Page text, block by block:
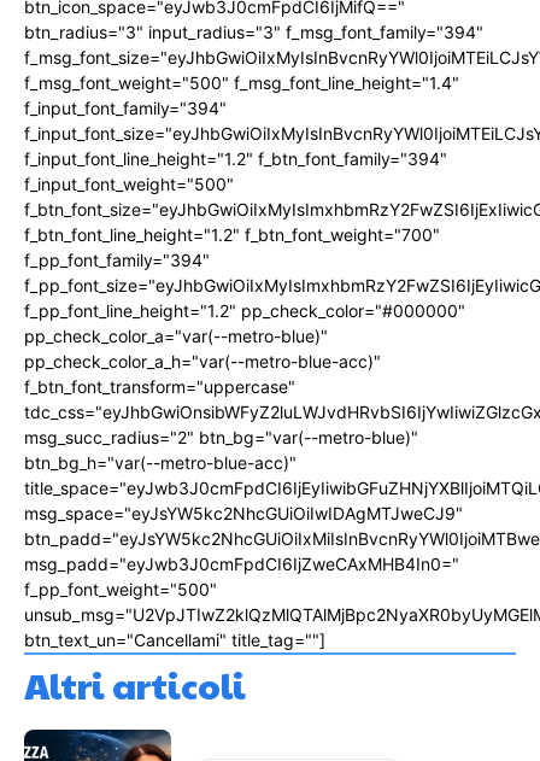
btn_icon_space="eyJwb3J0cmFpdCI6IjMifQ=="
btn_radius="3" input_radius="3" f_msg_font_family="394"
f_msg_font_weight="500" f_msg_font_line_height="1.4"
f_input_font_family="394"
f_input_font_line_height="1.2" f_btn_font_family="394"
f_input_font_weight="500"
f_btn_font_line_height="1.2" f_btn_font_weight="700"
f_pp_font_family="394"
f_pp_font_line_height="1.2" pp_check_color="#000000"
pp_check_color_a="var(--metro-blue)"
pp_check_color_a_h="var(--metro-blue-acc)"
f_btn_font_transform="uppercase"
msg_succ_radius="2" btn_bg="var(--metro-blue)"
btn_bg_h="var(--metro-blue-acc)"
msg_space="eyJsYW5kc2NhcGUiOiIwIDAgMTJweCJ9"
msg_padd="eyJwb3J0cmFpdCI6IjZweCAxMHB4In0="
f_pp_font_weight="500"
btn_text_un="Cancellami" title_tag=""]
Altri articoli